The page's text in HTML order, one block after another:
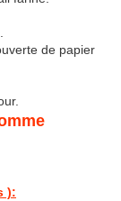
de papier
):